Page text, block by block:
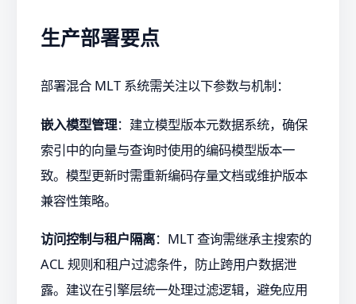
生产部署要点
部署混合 MLT 系统需关注以下参数与机制：
嵌入模型管理：建立模型版本元数据系统，确保
索引中的向量与查询时使用的编码模型版本一
致。模型更新时需重新编码存量文档或维护版本
兼容性策略。
访问控制与租户隔离：MLT 查询需继承主搜索的
ACL 规则和租户过滤条件，防止跨用户数据泄
露。建议在引擎层统一处理过滤逻辑，避免应用